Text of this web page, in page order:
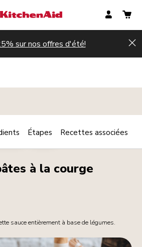
sur nos offres d'été!
PÂTES Print
à la courge
sauce entièrement à base de légumes.
Étapes Recettes associées